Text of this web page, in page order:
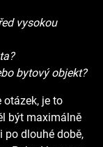
vysokou
bytový objekt?
je to
být maximálně
po dlouhé době,